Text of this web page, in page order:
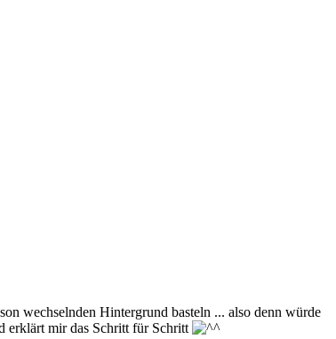
wechselnden Hintergrund basteln ... also denn würde
erklärt mir das Schritt für Schritt